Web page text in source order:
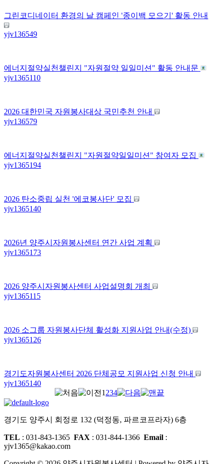
그린코디네이터 환경의 날 캠페인 '종이백 모으기' 활동 안내
yjv136549
에너지절약실천챌린지 "자원절약 일일미션" 활동 안내문
yjv1365110
2026 대한민국 자원봉사대상 국민추천 안내
yjv136579
에너지절약실천챌린지 "자원절약일일미션" 참여자 모집
yjv1365194
2026 탄소중립 실천 '에코봉사단' 모집
yjv1365140
2026년 양주시자원봉사센터 연간 사업 계획
yjv1365173
2026 양주시자원봉사센터 사업설명회 개최
yjv1365115
2026 소그룹 자원봉사단체 활성화 지원사업 안내(수정)
yjv1365126
경기도자원봉사센터 2026 단체공모 지원사업 신청 안내
yjv1365140
1 234
경기도 양주시 회정로 132 (덕정동, 파르코프라자) 6층
TEL : 031-843-1365 FAX : 031-844-1366 Email :
yjv1365@kakao.com